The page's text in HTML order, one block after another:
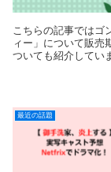
こちらの記事ではゴ
ィー」について販売
ついても紹介しています。 タピオカミルクティーで人
最近の話題